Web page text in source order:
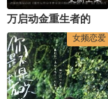
女频恋爱